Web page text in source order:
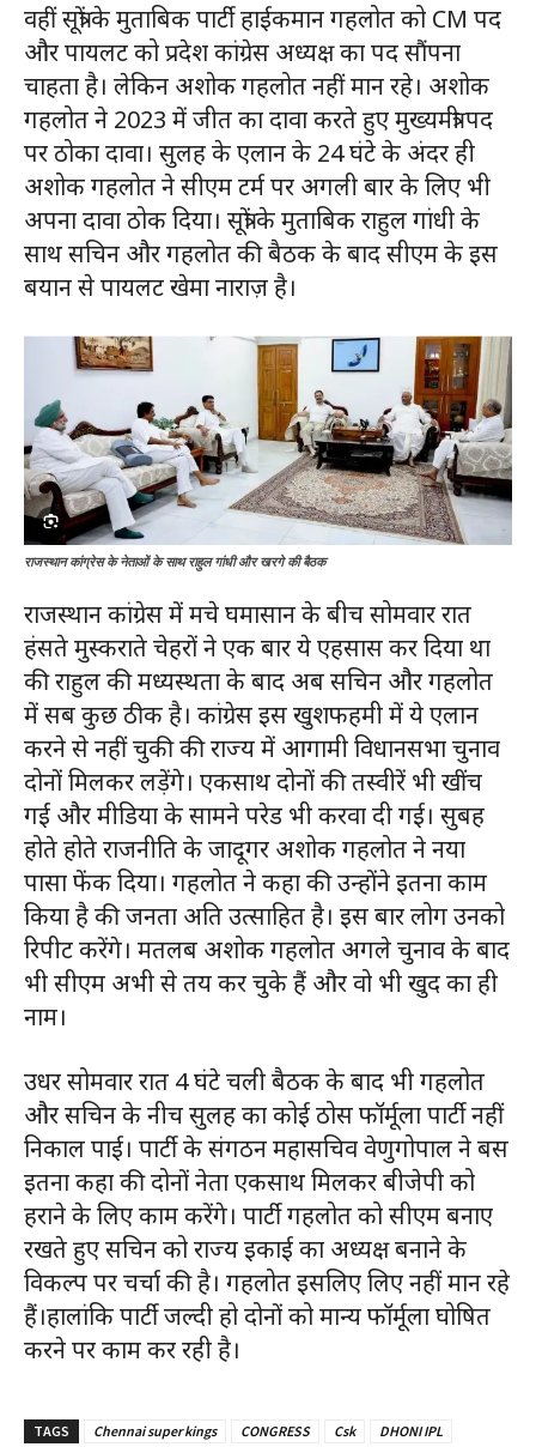
वहीं सूत्रों के मुताबिक पार्टी हाईकमान गहलोत को CM पद
और पायलट को प्रदेश कांग्रेस अध्यक्ष का पद सौंपना
चाहता है। लेकिन अशोक गहलोत नहीं मान रहे। अशोक
गहलोत ने 2023 में जीत का दावा करते हुए मुख्यमंत्री पद
पर ठोका दावा। सुलह के एलान के 24 घंटे के अंदर ही
अशोक गहलोत ने सीएम टर्म पर अगली बार के लिए भी
अपना दावा ठोक दिया। सूत्रों के मुताबिक राहुल गांधी के
साथ सचिन और गहलोत की बैठक के बाद सीएम के इस
बयान से पायलट खेमा नाराज़ है।
राजस्थान कांग्रेस के नेताओं के साथ राहुल गांधी और खरगे की बैठक
राजस्थान कांग्रेस में मचे घमासान के बीच सोमवार रात
हंसते मुस्कराते चेहरों ने एक बार ये एहसास कर दिया था
की राहुल की मध्यस्थता के बाद अब सचिन और गहलोत
में सब कुछ ठीक है। कांग्रेस इस खुशफहमी में ये एलान
करने से नहीं चुकी की राज्य में आगामी विधानसभा चुनाव
दोनों मिलकर लड़ेंगे। एकसाथ दोनों की तस्वीरें भी खींच
गईं और मीडिया के सामने परेड भी करवा दी गई। सुबह
होते होते राजनीति के जादूगर अशोक गहलोत ने नया
पासा फेंक दिया। गहलोत ने कहा की उन्होंने इतना काम
किया है की जनता अति उत्साहित है। इस बार लोग उनको
रिपीट करेंगे। मतलब अशोक गहलोत अगले चुनाव के बाद
भी सीएम अभी से तय कर चुके हैं और वो भी खुद का ही
नाम।
उधर सोमवार रात 4 घंटे चली बैठक के बाद भी गहलोत
और सचिन के नीच सुलह का कोई ठोस फॉर्मूला पार्टी नहीं
निकाल पाई। पार्टी के संगठन महासचिव वेणुगोपाल ने बस
इतना कहा की दोनों नेता एकसाथ मिलकर बीजेपी को
हराने के लिए काम करेंगे। पार्टी गहलोत को सीएम बनाए
रखते हुए सचिन को राज्य इकाई का अध्यक्ष बनाने के
विकल्प पर चर्चा की है। गहलोत इसलिए लिए नहीं मान रहे
हैं।हालांकि पार्टी जल्दी हो दोनों को मान्य फॉर्मूला घोषित
करने पर काम कर रही है।
TAGS Chennai super kings CONGRESS Csk DHONI IPL